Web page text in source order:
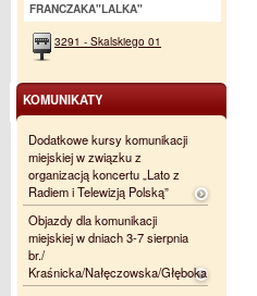
FRANCZAKA"LALKA"
3291 - Skalskiego 01
KOMUNIKATY
Dodatkowe kursy komunikacji
miejskiej w związku z
organizacją koncertu „Lato z
Radiem i Telewizją Polską”
Objazdy dla komunikacji
miejskiej w dniach 3-7 sierpnia
br./
Kraśnicka/Nałęczowska/Głęboka